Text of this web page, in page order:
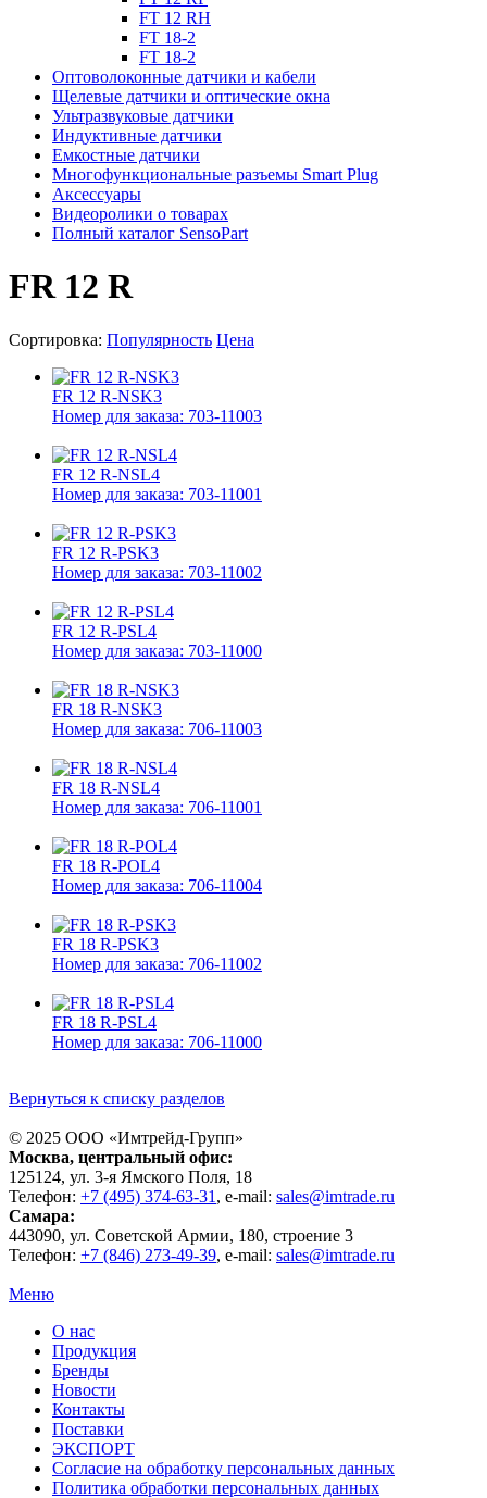
FT 12 RH
FT 18-2
FT 18-2
Оптоволоконные датчики и кабели
Щелевые датчики и оптические окна
Ультразвуковые датчики
Индуктивные датчики
Емкостные датчики
Многофункциональные разъемы Smart Plug
Аксессуары
Видеоролики о товарах
Полный каталог SensoPart
FR 12 R
Сортировка: Популярность Цена
FR 12 R-NSK3
Номер для заказа: 703-11003
FR 12 R-NSL4
Номер для заказа: 703-11001
FR 12 R-PSK3
Номер для заказа: 703-11002
FR 12 R-PSL4
Номер для заказа: 703-11000
FR 18 R-NSK3
Номер для заказа: 706-11003
FR 18 R-NSL4
Номер для заказа: 706-11001
FR 18 R-POL4
Номер для заказа: 706-11004
FR 18 R-PSK3
Номер для заказа: 706-11002
FR 18 R-PSL4
Номер для заказа: 706-11000
Вернуться к списку разделов
© 2025 ООО «Имтрейд-Групп»
Москва, центральный офис:
125124, ул. 3-я Ямского Поля, 18
Телефон: +7 (495) 374-63-31 , e-mail: sales@imtrade.ru
Самара:
443090, ул. Советской Армии, 180, строение 3
Телефон: +7 (846) 273-49-39, e-mail: sales@imtrade.ru
Меню
О нас
Продукция
Бренды
Новости
Контакты
Поставки
ЭКСПОРТ
Согласие на обработку персональных данных
Политика обработки персональных данных